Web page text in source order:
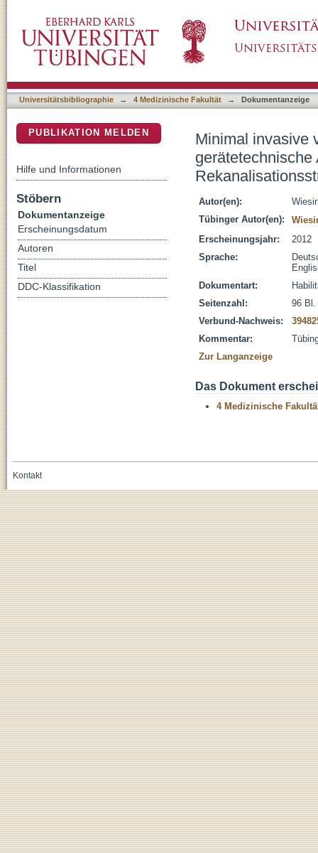
stentbasierte Rekanalisationsstrategien
Universitätsbibliographie → 4 Medizinische Fakultät → Dokumentanzeige
Minimal invasive
Autor(en):
Tübinger Autor(en):
Erscheinungsjahr:
2012
Sprache:
Dokumentart:
Seitenzahl:
96 Bl.
Verbund-Nachweis:
Kommentar:
Zur Langanzeige
Das Dokument
4 Medizinische
PUBLIKATION MELDEN
Hilfe und Informationen
Stöbern
Dokumentanzeige
Erscheinungsdatum
Autoren
Titel
DDC-Klassifikation
Kontakt